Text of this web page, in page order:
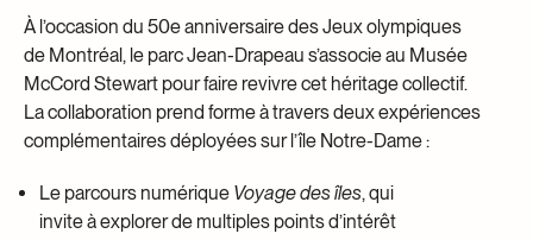
À l’occasion du 50e anniversaire des Jeux olympiques
de Montréal, le parc Jean-Drapeau s’associe au Musée
McCord Stewart pour faire revivre cet héritage collectif.
La collaboration prend forme à travers deux expériences
complémentaires déployées sur l’île Notre-Dame :
Le parcours numérique Voyage des îles, qui
invite à explorer de multiples points d’intérêt